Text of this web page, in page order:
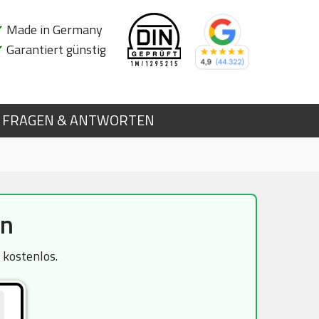
Made in Germany
Garantiert günstig
FRAGEN & ANTWORTEN